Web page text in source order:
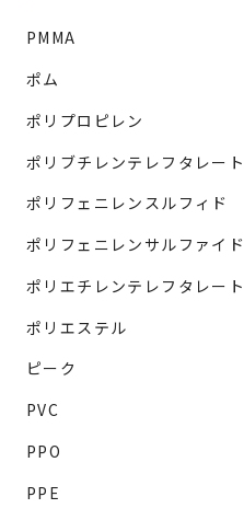
PMMA
ポム
ポリプロピレン
ポリブチレンテレフタレート
ポリフェニレンスルフィド
ポリフェニレンサルファイド
ポリエチレンテレフタレート
ポリエステル
ピーク
PVC
PPO
PPE